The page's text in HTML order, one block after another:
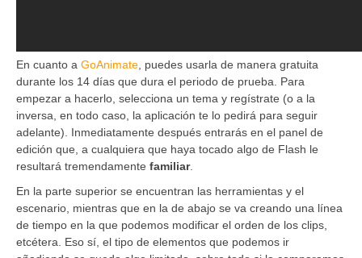
En cuanto a GoAnimate, puedes usarla de manera gratuita
durante los 14 días que dura el periodo de prueba. Para
empezar a hacerlo, selecciona un tema y regístrate (o a la
inversa, en todo caso, la aplicación te lo pedirá para seguir
adelante). Inmediatamente después entrarás en el panel de
edición que, a cualquiera que haya tocado algo de Flash le
resultará tremendamente familiar.
En la parte superior se encuentran las herramientas y el
escenario, mientras que en la de abajo se va creando una línea
de tiempo en la que podemos modificar el orden de los clips,
etcétera. Eso sí, el tipo de elementos que podemos ir